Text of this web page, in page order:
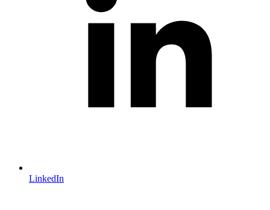
LinkedIn